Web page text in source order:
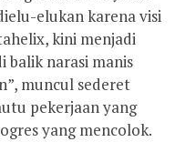
elukan karena visi
kini menjadi
balik narasi manis
muncul sederet
pekerjaan yang
yang mencolok.